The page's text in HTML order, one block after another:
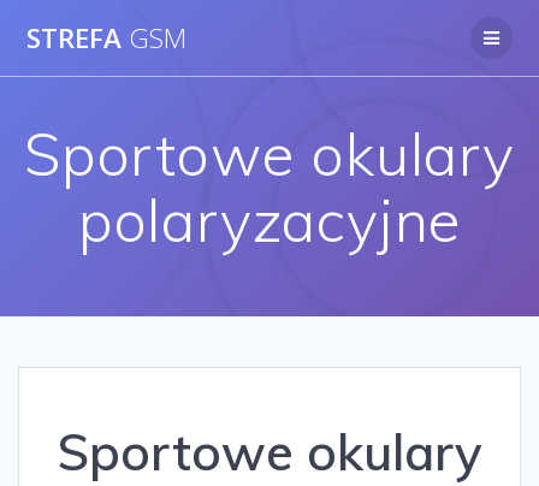
STREFA GSM
Sportowe okulary
polaryzacyjne
Sportowe okulary